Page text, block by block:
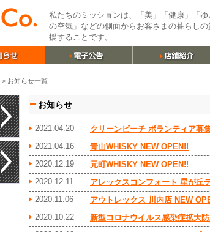
私たちのミッションは、「美」「健康」「
の空気」などの側面からお客さまの暮らし
援することです。
> お知らせ一覧
お知らせ
2021.04.20
クリーンビーチ ボランティア募
2021.04.16
青山WHISKY NEW OPEN!!
2020.12.19
元町WHISKY NEW OPEN!!
2020.12.11
アレックスコンフォート 星が丘
2020.11.06
アウトレックス 川内店 NEW
2020.10.22
新型コロナウイルス感染症拡大